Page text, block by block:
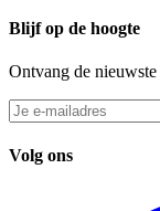
Blijf op de hoogte
Ontvang de
Volg ons